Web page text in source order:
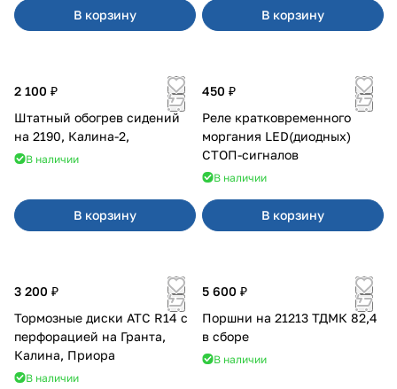
В корзину В корзину
2 100 ₽
Штатный обогрев сидений
на 2190, Калина-2,
В наличии
В корзину
450 ₽
Реле кратковременного
моргания LED(диодных)
СТОП-сигналов
В наличии
В корзину
3 200 ₽
Тормозные диски АТС R14 с
перфорацией на Гранта,
Калина, Приора
В наличии
5 600 ₽
Поршни на 21213 ТДМК 82,4
в сборе
В наличии